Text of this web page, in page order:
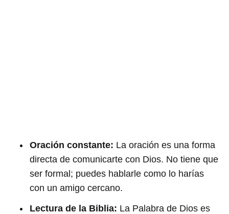
Oración constante: La oración es una forma
directa de comunicarte con Dios. No tiene que
ser formal; puedes hablarle como lo harías
con un amigo cercano.
Lectura de la Biblia: La Palabra de Dios es